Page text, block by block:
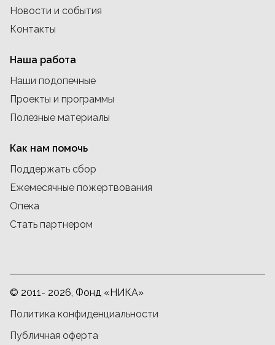
Новости и события
Контакты
Наша работа
Наши подопечные
Проекты и программы
Полезные материалы
Как нам помочь
Поддержать сбор
Ежемесячные пожертвования
Опека
Стать партнером
© 2011- 2026, Фонд «НИКА»
Политика конфиденциальности
Публичная оферта